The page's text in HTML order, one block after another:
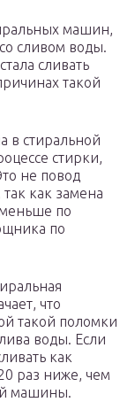
машин,
сливом воды.
сливать
такой
в стиральной
стирки,
не повод
как замена
меньше по
по
что
такой поломки
воды. Если
как
раз ниже, чем
машины.